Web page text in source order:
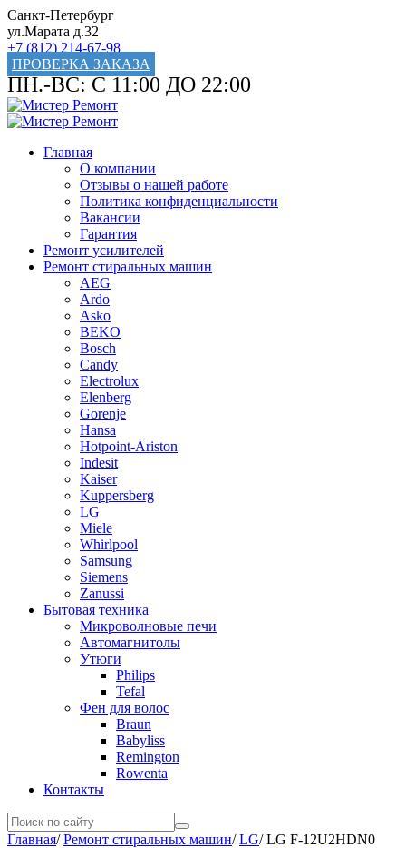
Санкт-Петербург
ул.Марата д.32
+7 (812) 214-67-98
ПРОВЕРКА ЗАКАЗА
ПН.-ВС: С 11:00 ДО 22:00
Главная
О компании
Отзывы о нашей работе
Политика конфиденциальности
Вакансии
Гарантия
Ремонт усилителей
Ремонт стиральных машин
AEG
Ardo
Asko
BEKO
Bosch
Candy
Electrolux
Elenberg
Gorenje
Hansa
Hotpoint-Ariston
Indesit
Kaiser
Kuppersberg
LG
Miele
Whirlpool
Samsung
Siemens
Zanussi
Бытовая техника
Микроволновые печи
Автомагнитолы
Утюги
Philips
Tefal
Фен для волос
Braun
Babyliss
Remington
Rowenta
Контакты
Главная/Ремонт стиральных машин/LG/LG F-12U2HDN0